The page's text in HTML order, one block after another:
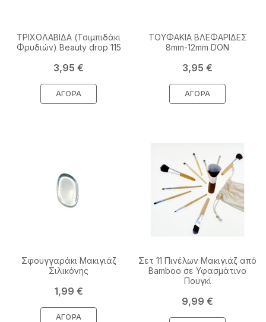
ΤΡΙΧΟΛΑΒΙΔΑ (Τσιμπιδάκι
Φρυδιών) Beauty drop 115
Τιμή
3,95 €
ΑΓΟΡΆ
ΤΟΥΦΑΚΙΑ ΒΛΕΦΑΡΙΔΕΣ
8mm-12mm DON
Τιμή
3,95 €
ΑΓΟΡΆ
Σφουγγαράκι Μακιγιάζ
Σιλικόνης
Τιμή
1,99 €
ΑΓΟΡΆ
Σετ 11 Πινέλων Μακιγιάζ από
Bamboo σε Υφασμάτινο
Πουγκί
Τιμή
9,99 €